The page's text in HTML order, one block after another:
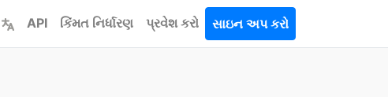
API કિંમત નિર્ધારણ પ્રવેશ કરો સાઇન અપ કરો